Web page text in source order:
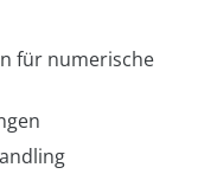
für numerische